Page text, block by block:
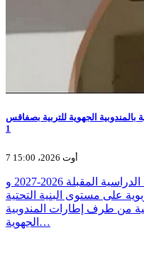
الجهوية للتربية بصفاقس
1
7 أوت 2026، 15:00
في إطار الإستعداد للمرور للسنة الدراسية المقبلة 2026-2027 و
على مستوى البنية التحتية
من طرف إطارات المندوبية
الجهوية…